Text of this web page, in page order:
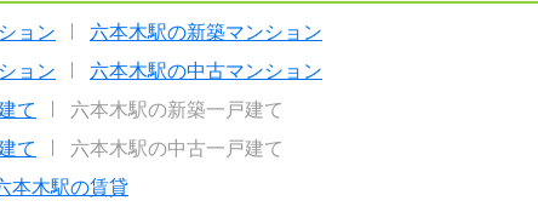
ョン
六本木駅の新築マンション
ョン
六本木駅の中古マンション
て
六本木駅の新築一戸建て
て
六本木駅の中古一戸建て
本木駅の賃貸